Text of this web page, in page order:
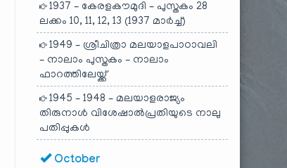
1937 – കേരളകൗമുദി – പുസ്തകം 28
ലക്കം 10, 11, 12, 13 (1937 മാർച്ച്)
1949 – ശ്രീചിത്രാ മലയാളപാഠാവലി
– നാലാം പുസ്തകം – നാലാം
ഫാറത്തിലേയ്ക്ക്
1945 – 1948 – മലയാളരാജ്യം
തിരുനാൾ വിശേഷാൽപ്രതിയുടെ നാലു
പതിപ്പുകൾ
October